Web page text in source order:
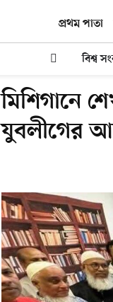
প্রথম পাতা
বিশ্ব
মিশিগানে
যুবলীগের